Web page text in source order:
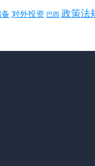
对外投资 巴西 政策法